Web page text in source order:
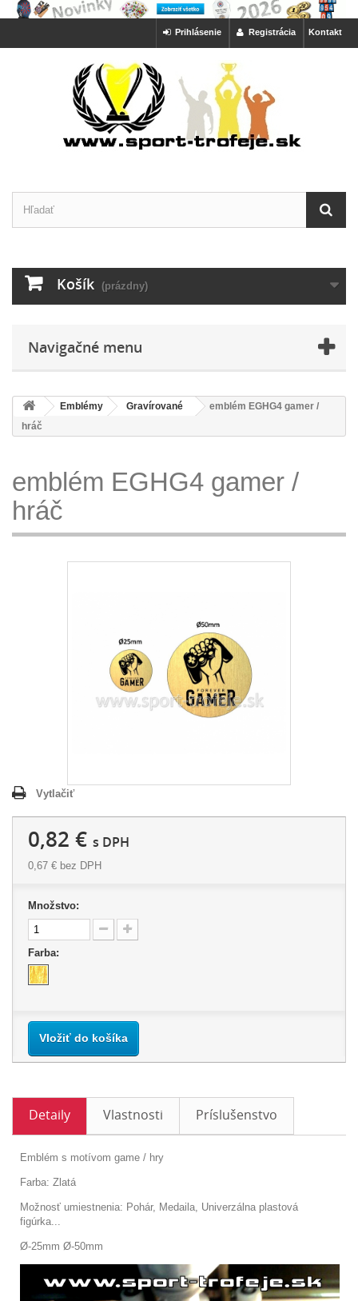
Kontakt
Registrácia
Prihlásenie
Košík (prázdny)
Navigačné menu
Emblémy Gravírované
emblém EGHG4 gamer /
hráč
emblém EGHG4 gamer /
hráč
Vytlačiť
0,82 € s DPH
0,67 € bez DPH
Množstvo:
Farba:
Vložiť do košíka
Detaily Vlastnosti Príslušenstvo
Emblém s motívom game / hry
Farba: Zlatá
Možnosť umiestnenia: Pohár, Medaila, Univerzálna plastová
figúrka...
Ø-25mm Ø-50mm